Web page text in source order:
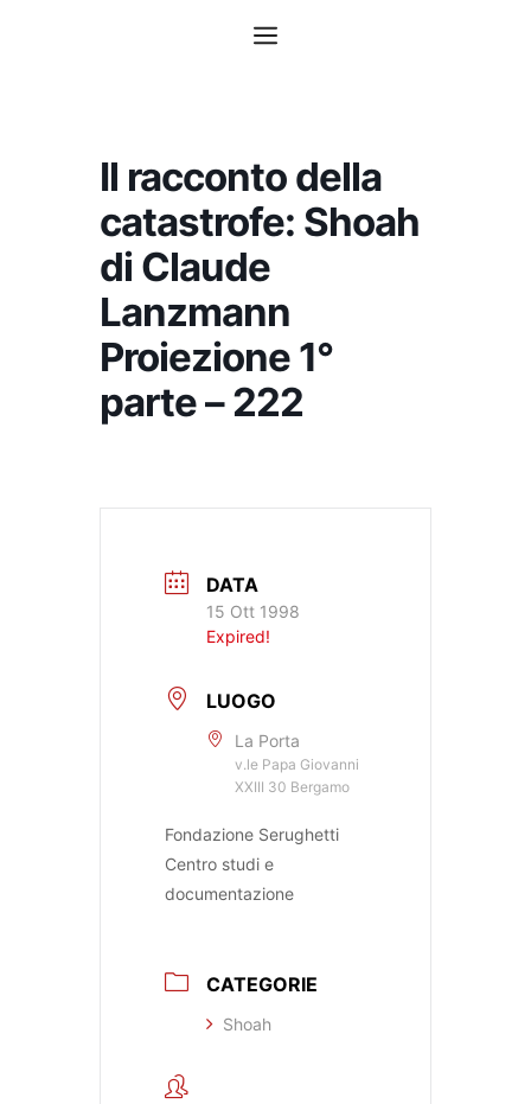
Menu
Il racconto della
catastrofe: Shoah
di Claude
Lanzmann
Proiezione 1°
parte – 222
DATA
15 Ott 1998
Expired!
LUOGO
La Porta
v.le Papa Giovanni
XXIII 30 Bergamo
Fondazione Serughetti
Centro studi e
documentazione
CATEGORIE
Shoah